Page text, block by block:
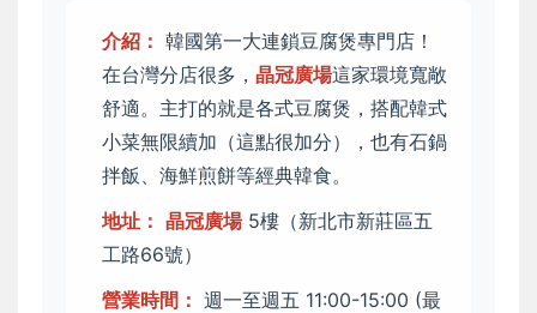
介紹： 韓國第一大連鎖豆腐煲專門店！
在台灣分店很多， 晶冠廣場這家環境寬敞
舒適。主打的就是各式豆腐煲，搭配韓式
小菜無限續加（這點很加分），也有石鍋
拌飯、海鮮煎餅等經典韓食。
地址： 晶冠廣場5樓（新北市新莊區五
工路66號）
營業時間： 週一至週五 11:00-15:00 (最